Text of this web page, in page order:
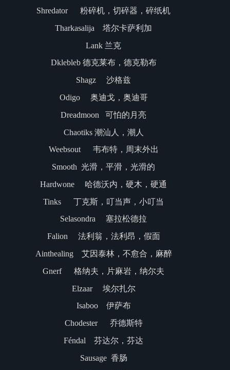
Shredator 粉碎机，切碎器，碎纸机
Tharkasalija 塔尔卡萨利加
Lank 兰克
Dklebleb 德克莱布，德克勒布
Shagz 沙格兹
Odigo 奥迪戈，奥迪哥
Dreadmoon 可怕的月亮
Chaotiks 潮汕人，潮人
Weebsout 韦布特，周末外出
Smooth 光滑，平滑，光滑的
Hardwone 哈德沃内，硬木，硬通
Tinks 丁克斯，叮当声，小叮当
Selasondra 塞拉松德拉
Falion 法利翁，法利昂，假面
Ainthealing 艾因泰林，不愈合，麻醉
Gnerf 格纳夫，片麻岩，纳尔夫
Elzaar 埃尔扎尔
Isaboo 伊萨布
Chodester 乔德斯特
Féndal 芬达尔，芬达
Sausage 香肠